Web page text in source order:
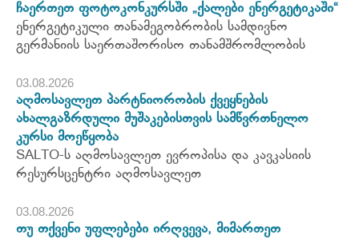
ჩაერთეთ ფოტოკონკურსში „ქალები ენერგეტიკაში“
ენერგეტიკული თანამეგობრობის სამდივნო
გერმანიის საერთაშორისო თანამშრომლობის
03.08.2026
აღმოსავლეთ პარტნიორობის ქვეყნების
ახალგაზრდული მუშაკებისთვის სამწვრთნელო
კურსი მოეწყობა
SALTO-ს აღმოსავლეთ ევროპისა და კავკასიის
რესურსცენტრი აღმოსავლეთ
03.08.2026
თუ თქვენი უფლებები ირღვევა, მიმართეთ